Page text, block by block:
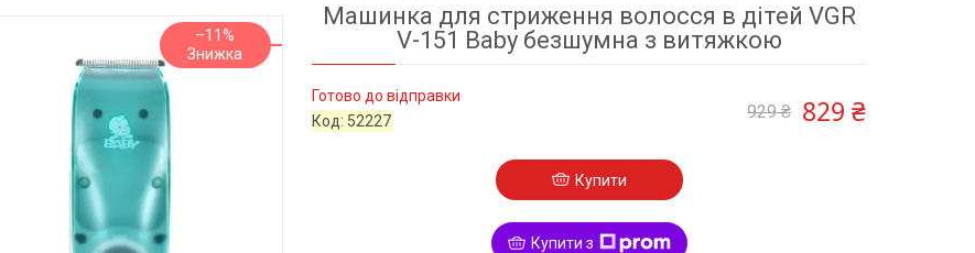
–11%
Машинка для стриження волосся в дітей VGR
V-151 Baby безшумна з витяжкою
Готово до відправки
Код: 52227 929 ₴ 829 ₴
Купити
Купити з